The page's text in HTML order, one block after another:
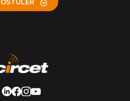
LinkedIn
Facebook
Instagram
Youtube